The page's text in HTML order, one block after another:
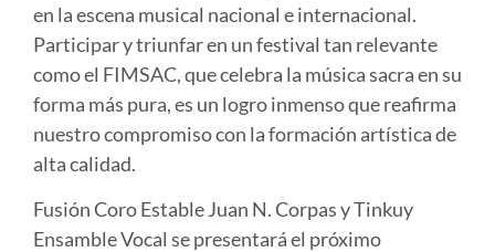
en la escena musical nacional e internacional.
Participar y triunfar en un festival tan relevante
como el FIMSAC, que celebra la música sacra en su
forma más pura, es un logro inmenso que reafirma
nuestro compromiso con la formación artística de
alta calidad.
Fusión Coro Estable Juan N. Corpas y Tinkuy
Ensamble Vocal se presentará el próximo